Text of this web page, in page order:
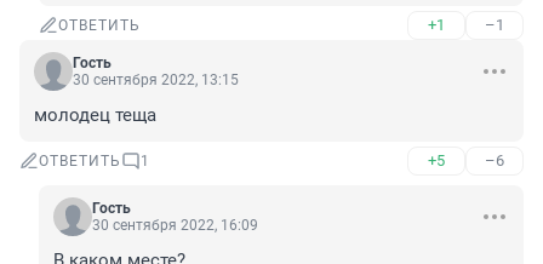
ОТВЕТИТЬ +1 –1
Гость
30 сентября 2022, 13:15
молодец теща
ОТВЕТИТЬ 1 +5 –6
Гость
30 сентября 2022, 16:09